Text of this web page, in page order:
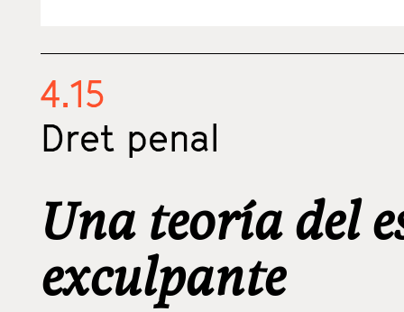
4.15
Dret penal
Una teoría del
exculpante